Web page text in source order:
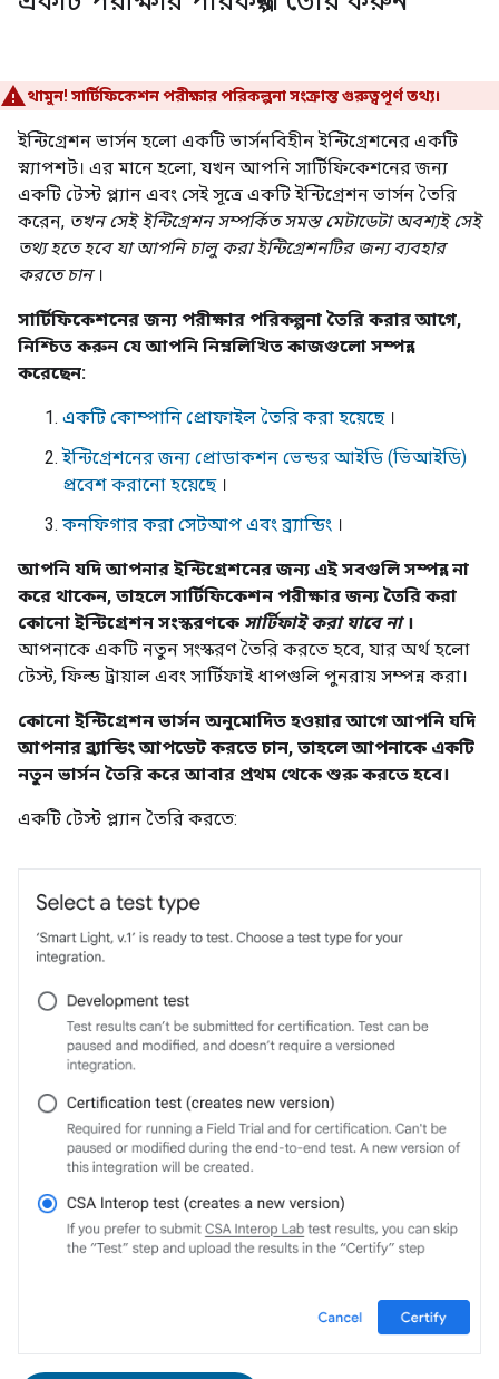
থামুন! সার্টিফিকেশন পরীক্ষার পরিকল্পনা সংক্রান্ত গুরুত্বপূর্ণ তথ্য।
ইন্টিগ্রেশন ভার্সন হলো একটি ভার্সনবিহীন ইন্টিগ্রেশনের একটি
স্ন্যাপশট। এর মানে হলো, যখন আপনি সার্টিফিকেশনের জন্য
একটি টেস্ট প্ল্যান এবং সেই সূত্রে একটি ইন্টিগ্রেশন ভার্সন তৈরি
করেন, তখন সেই ইন্টিগ্রেশন সম্পর্কিত সমস্ত মেটাডেটা অবশ্যই সেই
তথ্য হতে হবে যা আপনি চালু করা ইন্টিগ্রেশনটির জন্য ব্যবহার
করতে চান।
সার্টিফিকেশনের জন্য পরীক্ষার পরিকল্পনা তৈরি করার আগে,
নিশ্চিত করুন যে আপনি নিম্নলিখিত কাজগুলো সম্পন্ন
করেছেন:
একটি কোম্পানি প্রোফাইল তৈরি করা হয়েছে।
ইন্টিগ্রেশনের জন্য প্রোডাকশন ভেন্ডর আইডি (ভিআইডি)
প্রবেশ করানো হয়েছে।
কনফিগার করা সেটআপ এবং ব্র্যান্ডিং ।
আপনি যদি আপনার ইন্টিগ্রেশনের জন্য এই সবগুলি সম্পন্ন না
করে থাকেন, তাহলে সার্টিফিকেশন পরীক্ষার জন্য তৈরি করা
কোনো ইন্টিগ্রেশন সংস্করণকে সার্টিফাই করা যাবে না।
আপনাকে একটি নতুন সংস্করণ তৈরি করতে হবে, যার অর্থ হলো
টেস্ট, ফিল্ড ট্রায়াল এবং সার্টিফাই ধাপগুলি পুনরায় সম্পন্ন করা।
কোনো ইন্টিগ্রেশন ভার্সন অনুমোদিত হওয়ার আগে আপনি যদি
আপনার ব্র্যান্ডিং আপডেট করতে চান, তাহলে আপনাকে একটি
নতুন ভার্সন তৈরি করে আবার প্রথম থেকে শুরু করতে হবে।
একটি টেস্ট প্ল্যান তৈরি করতে: